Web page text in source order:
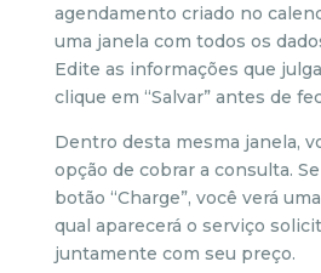
agendamento criado no
uma janela com todos os
Edite as informações que
clique em “Salvar” antes de
Dentro desta mesma janela,
opção de cobrar a consulta.
botão “Charge”, você verá
qual aparecerá o serviço
juntamente com seu preço.